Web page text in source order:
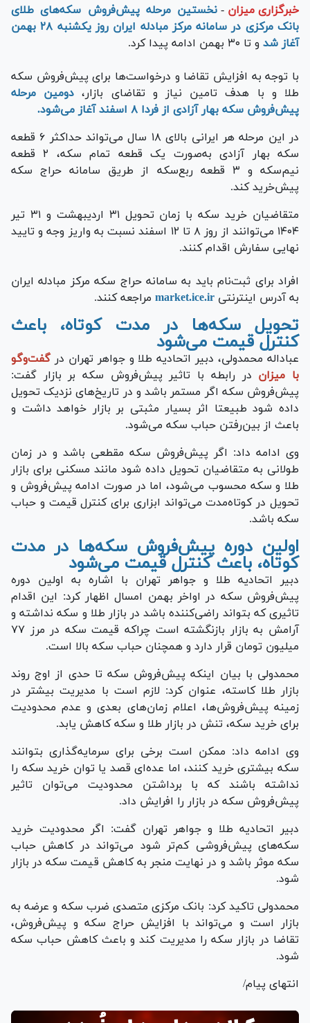
خبرگزاری میزان - نخستین مرحله پیش‌فروش سکه‌های طلای
بانک مرکزی در سامانه مرکز مبادله ایران روز یکشنبه ۲۸ بهمن
آغاز شد و تا ۳۰ بهمن ادامه پیدا کرد.
با توجه به افزایش تقاضا و درخواست‌ها برای پیش‌فروش سکه
طلا و با هدف تامین نیاز و تقاضای بازار، دومین مرحله
پیش‌فروش سکه بهار آزادی از فردا ۸ اسفند آغاز می‌شود.
در این مرحله هر ایرانی بالای ۱۸ سال می‌تواند حداکثر ۶ قطعه
سکه بهار آزادی به‌صورت یک قطعه تمام سکه، ۲ قطعه
نیم‌سکه و ۳ قطعه ربع‌سکه از طریق سامانه حراج سکه
پیش‌خرید کند.
متقاضیان خرید سکه با زمان تحویل ۳۱ اردیبهشت و ۳۱ تیر
۱۴۰۴ می‌توانند از روز ۸ تا ۱۲ اسفند نسبت به واریز وجه و تایید
نهایی سفارش اقدام کنند.
افراد برای ثبت‌نام باید به سامانه حراج سکه مرکز مبادله ایران
به آدرس اینترنتی market.ice.ir مراجعه کنند.
تحویل سکه‌ها در مدت کوتاه، باعث
کنترل قیمت می‌شود
عباداله محمدولی، دبیر اتحادیه طلا و جواهر تهران درگفت‌و‌گو
با میزان در رابطه با تاثیر پیش‌فروش سکه بر بازار گفت:
پیش‌فروش سکه اگر مستمر باشد و در تاریخ‌های نزدیک تحویل
داده شود طبیعتا اثر بسیار مثبتی بر بازار خواهد داشت و
باعث از بین‌رفتن حباب سکه می‌شود.
وی ادامه داد: اگر پیش‌فروش سکه مقطعی باشد و در زمان
طولانی به متقاضیان تحویل داده شود مانند مسکنی برای بازار
طلا و سکه محسوب می‌شود، اما در صورت ادامه پیش‌فروش و
تحویل در کوتاه‌مدت می‌تواند ابزاری برای کنترل قیمت و حباب
سکه باشد.
اولین دوره پیش‌فروش سکه‌ها در مدت
کوتاه، باعث کنترل قیمت می‌شود
دبیر اتحادیه طلا و جواهر تهران با اشاره به اولین دوره
پیش‌فروش سکه در اواخر بهمن امسال اظهار کرد: این اقدام
تاثیری که بتواند راضی‌کننده باشد در بازار طلا و سکه نداشته و
آرامش به بازار بازنگشته است چراکه قیمت سکه در مرز ۷۷
میلیون تومان قرار دارد و همچنان حباب سکه بالا است.
محمدولی با بیان اینکه پیش‌فروش سکه تا حدی از اوج روند
بازار طلا کاسته، عنوان کرد: لازم است با مدیریت بیشتر در
زمینه پیش‌فروش‌ها، اعلام زمان‌های بعدی و عدم محدودیت
برای خرید سکه، تنش در بازار طلا و سکه کاهش یابد.
وی ادامه داد: ممکن است برخی برای سرمایه‌گذاری بتوانند
سکه بیشتری خرید کنند، اما عده‌ای قصد یا توان خرید سکه را
نداشته باشند که با برداشتن محدودیت می‌توان تاثیر
پیش‌فروش سکه در بازار را افرایش داد.
دبیر اتحادیه طلا و جواهر تهران گفت: اگر محدودیت خرید
سکه‌های پیش‌فروشی کم‌تر شود می‌تواند در کاهش حباب
سکه موثر باشد و در نهایت منجر به کاهش قیمت سکه در بازار
شود.
محمدولی تاکید کرد: بانک مرکزی متصدی ضرب سکه و عرضه به
بازار است و می‌تواند با افزایش حراج سکه و پیش‌فروش،
تقاضا در بازار سکه را مدیریت کند و باعث کاهش حباب سکه
شود.
انتهای پیام/